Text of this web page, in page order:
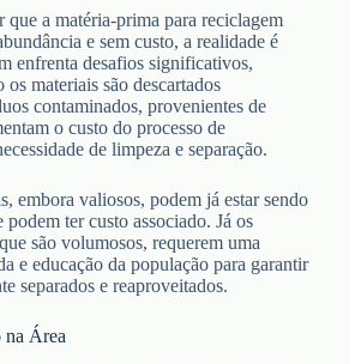
que a matéria-prima para reciclagem
e sem custo, a realidade é
enfrenta desafios significativos,
os materiais são descartados
contaminados, provenientes de
o custo do processo de
de limpeza e separação.
embora valiosos, podem já estar sendo
ter custo associado. Já os
são volumosos, requerem uma
e educação da população para garantir
separados e reaproveitados.
na Área